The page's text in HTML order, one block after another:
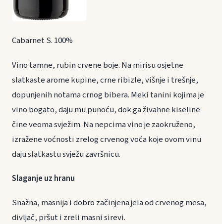
Cabarnet S. 100%
Vino tamne, rubin crvene boje. Na mirisu osjetne
slatkaste arome kupine, crne ribizle, višnje i trešnje,
dopunjenih notama crnog bibera. Meki tanini kojima je
vino bogato, daju mu punoću, dok ga živahne kiseline
čine veoma svježim. Na nepcima vino je zaokruženo,
izražene voćnosti zrelog crvenog voća koje ovom vinu
daju slatkastu svježu završnicu.
Slaganje uz hranu
Snažna, masnija i dobro začinjena jela od crvenog mesa,
divljač, pršut i zreli masni sirevi.